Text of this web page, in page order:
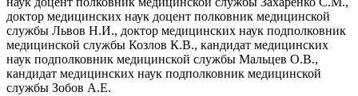
доктор медицинских наук доцент полковник медицинской
службы Львов Н.И., доктор медицинских наук подполковник
медицинской службы Козлов К.В., кандидат медицинских
наук подполковник медицинской службы Мальцев О.В.,
кандидат медицинских наук подполковник медицинской
службы Зобов А.Е.